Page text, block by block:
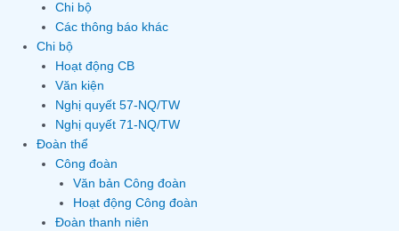
Chi bộ
Các thông báo khác
Chi bộ
Hoạt động CB
Văn kiện
Nghị quyết 57-NQ/TW
Nghị quyết 71-NQ/TW
Đoàn thể
Công đoàn
Văn bản Công đoàn
Hoạt động Công đoàn
Đoàn thanh niên